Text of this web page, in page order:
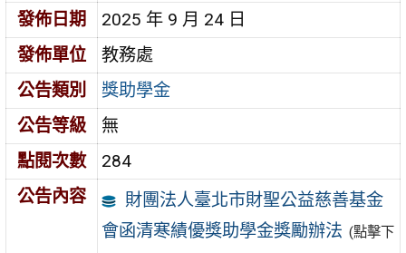
發佈日期
2025 年 9 月 24 日
發佈單位
教務處
公告類別
獎助學金
公告等級
無
點閱次數
284
公告內容
財團法人臺北市財聖公益慈善基金
會函清寒績優獎助學金獎勵辦法 (點擊下